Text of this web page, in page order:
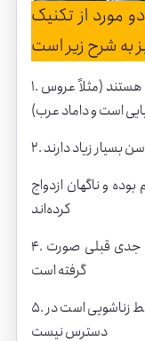
مورد از تکنیک
۱. عروس و داماد از دو فرهنگ کاملاً متفاوت هستند (مثلاً عروس
است و داماد عرب)
بسیار زیاد دارند
و ناگهان ازدواج
کرده‌اند
۴. ازدواج در یک کشور ثالث و بدون آشنایی جدی قبلی صورت
گرفته است
۵. مدارک معتبری که نشان دهنده وجود روابط زناشویی است در
دسترس نیست